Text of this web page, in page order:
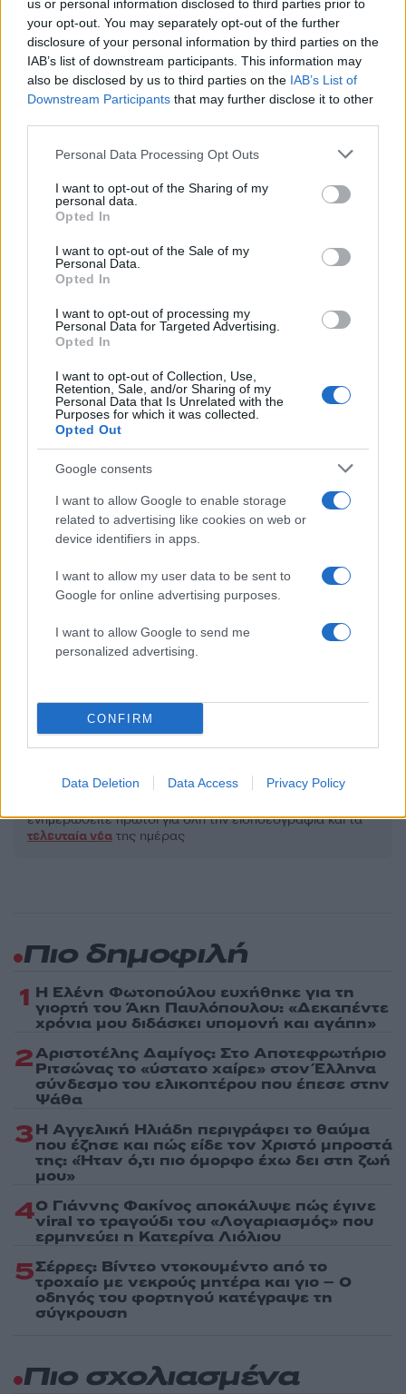
us or personal information disclosed to third parties prior to
your opt-out. You may separately opt-out of the further
disclosure of your personal information by third parties on the
IAB’s list of downstream participants. This information may
also be disclosed by us to third parties on the IAB’s List of
Downstream Participants that may further disclose it to other
Please note that this website/app uses one or more Google
not limited to your visit or usage behaviour. You may click to
grant or deny consent to Google and its third-party tags to
use your data for below specified purposes in below Google
consent section.
Personal Data Processing Opt Outs
I want to opt-out of the Sharing of my
personal data.
Opted In
I want to opt-out of the Sale of my
Personal Data.
Opted In
I want to opt-out of processing my
Personal Data for Targeted Advertising.
Opted In
I want to opt-out of Collection, Use,
Retention, Sale, and/or Sharing of my
Personal Data that Is Unrelated with the
Purposes for which it was collected.
Opted Out
Google consents
I want to allow Google to enable storage
related to advertising like cookies on web or
device identifiers in apps.
I want to allow my user data to be sent to
Google for online advertising purposes.
I want to allow Google to send me
personalized advertising.
CONFIRM
Data Deletion Data Access Privacy Policy
Σχόλια
Σχολίασε εδώ
50 /50
2000 /2000
Όροι Χρήσης. Το site προστατεύεται από reCAPTCHA, ισχύουν
Τοπικά Νέα
ΑΝΔΡΑΒΙΔΑ
ενημερωθείτε πρώτοι για όλη την ειδησεογραφία και τα
τελευταία νέα της ημέρας
που οδήγησε στο τροχαίο
μητέρα και γιο - «Ίσως κάτι
απέσπασε την προσοχή
του οδηγού» λέει
υπερασπιστική
νεκρό πατέρα του
καταψύκτη – Η
του
Πιο δημοφιλή
1 Η Ελένη Φωτοπούλου ευχήθηκε για τη
γιορτή του Άκη Παυλόπουλου: «Δεκαπέντε
χρόνια μου διδάσκει υπομονή και αγάπη»
2Αριστοτέλης Δαμίγος: Στο Αποτεφρωτήριο
Ριτσώνας το «ύστατο χαίρε» στον Έλληνα
σύνδεσμο του ελικοπτέρου που έπεσε στην
Ψάθα
3Η Αγγελική Ηλιάδη περιγράφει το θαύμα
που έζησε και πώς είδε τον Χριστό μπροστά
της: «Ήταν ό,τι πιο όμορφο έχω δει στη ζωή
μου»
4Ο Γιάννης Φακίνος αποκάλυψε πώς έγινε
viral το τραγούδι του «Λογαριασμός» που
ερμηνεύει η Κατερίνα Λιόλιου
5Σέρρες: Βίντεο ντοκουμέντο από το
τροχαίο με νεκρούς μητέρα και γιο – Ο
οδηγός του φορτηγού κατέγραψε τη
σύγκρουση
Πιο σχολιασμένα